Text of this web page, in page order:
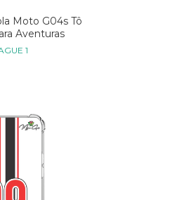
Moto G04s Tô
Aventuras
1